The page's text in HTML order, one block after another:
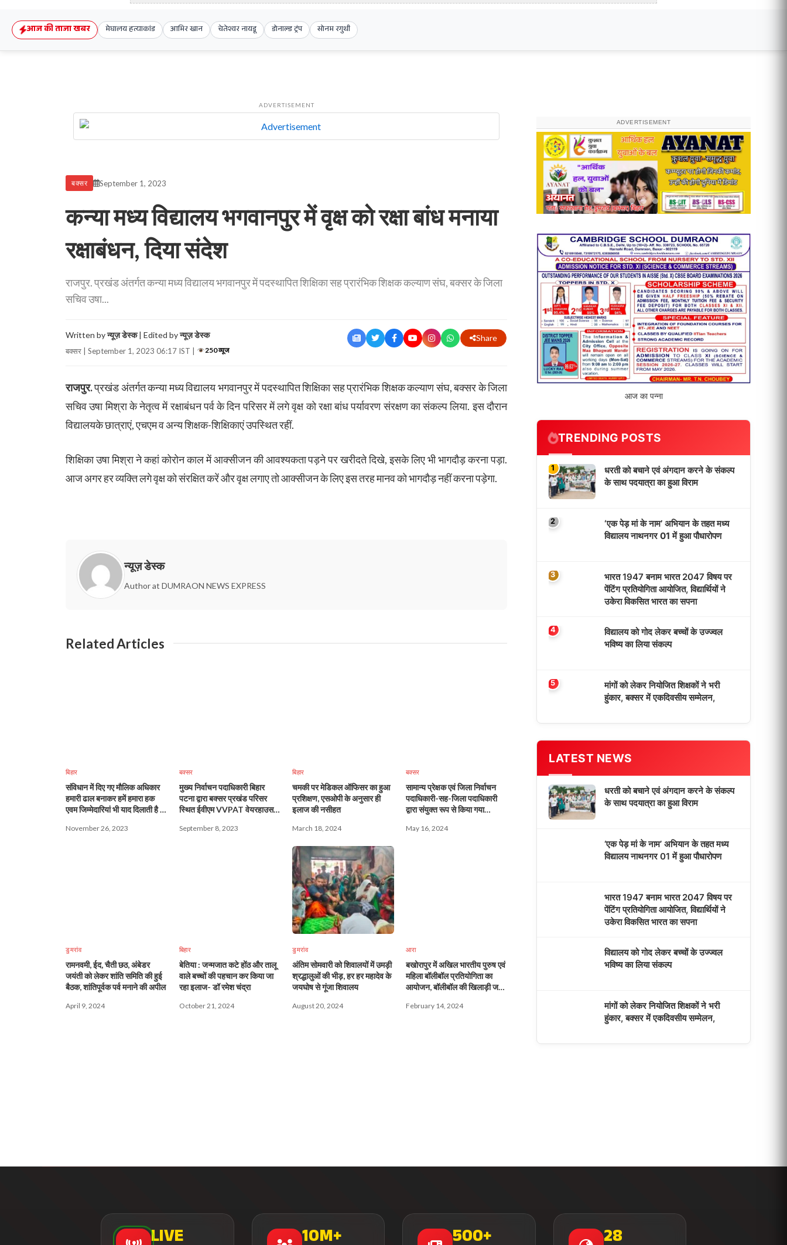
आज की ताजा खबर मेघालय हत्याकांड आमिर खान चेतेश्वर नायडू डोनाल्ड ट्रंप सोनम रगुथी
ADVERTISEMENT
बक्सर September 1, 2023
कन्या मध्य विद्यालय भगवानपुर में वृक्ष को रक्षा बांध मनाया
रक्षाबंधन, दिया संदेश
राजपुर. प्रखंड अंतर्गत कन्या मध्य विद्यालय भगवानपुर में पदस्थापित शिक्षिका सह प्रारंभिक शिक्षक कल्याण संघ, बक्सर के जिला
सचिव उषा...
Written byन्यूज़ डेस्क| Edited byन्यूज़ डेस्क
बक्सर | September 1, 2023 06:17 IST | 250 व्यूज
Share
राजपुर.प्रखंड अंतर्गत कन्या मध्य विद्यालय भगवानपुर में पदस्थापित शिक्षिका सह प्रारंभिक शिक्षक कल्याण संघ, बक्सर के जिला
सचिव उषा मिश्रा के नेतृत्व में रक्षाबंधन पर्व के दिन परिसर में लगे वृक्ष को रक्षा बांध पर्यावरण संरक्षण का संकल्प लिया. इस दौरान
विद्यालयके छात्राएं, एचएम व अन्य शिक्षक-शिक्षिकाएं उपस्थित रहीं.
शिक्षिका उषा मिश्रा ने कहां कोरोन काल में आक्सीजन की आवश्यकता पड़ने पर खरीदते दिखे, इसके लिए भी भागदौड़ करना पड़ा.
आज अगर हर व्यक्ति लगे वृक्ष को संरक्षित करें और वृक्ष लगाए तो आक्सीजन के लिए इस तरह मानव को भागदौड़ नहीं करना पड़ेगा.
न्यूज़ डेस्क
Author at DUMRAON NEWS EXPRESS
Related Articles
बिहार
संविधान में दिए गए मौलिक अधिकार
हमारी ढाल बनाकर हमें हमारा हक
एवम जिम्मेदारियां भी याद दिलाती है :
November 26, 2023
बक्सर
मुख्य निर्वाचन पदाधिकारी बिहार
पटना द्वारा बक्सर प्रखंड परिसर
स्थित ईवीएम VVPAT वेयरहाउस
September 8, 2023
बिहार
चमकी पर मेडिकल ऑफिसर का हुआ
प्रशिक्षण, एसओपी के अनुसार ही
इलाज की नसीहत
March 18, 2024
बक्सर
सामान्य प्रेक्षक एवं जिला निर्वाचन
पदाधिकारी-सह-जिला पदाधिकारी
द्वारा संयुक्त रूप से किया गया
निरीक्षण
May 16, 2024
डुमरांव
रामनवमी, ईद, चैती छठ, अंबेडर
जयंती को लेकर शांति समिति की हुई
बैठक, शांतिपूर्वक पर्व मनाने की अपील
April 9, 2024
बिहार
बेतिया : जन्मजात कटे होंठ और तालू
वाले बच्चों की पहचान कर किया जा
रहा इलाज- डॉ रमेश चंद्रा
October 21, 2024
डुमरांव
अंतिम सोमवारी को शिवालयों में उमड़ी
श्रद्धालुओं की भीड़, हर हर महादेव के
जयघोष से गूंजा शिवालय
August 20, 2024
आरा
बखोरापुर में अखिल भारतीय पुरुष एवं
महिला बॉलीबॉल प्रतियोगिता का
आयोजन, बॉलीबॉल की खिलाड़ी जय
February 14, 2024
ADVERTISEMENT
आज का पन्ना
TRENDING POSTS
उकेरा विकसित भारत का सपना
4
भविष्य का लिया संकल्प
हुंकार, बक्सर में एकदिवसीय सम्मेलन,
LATEST NEWS